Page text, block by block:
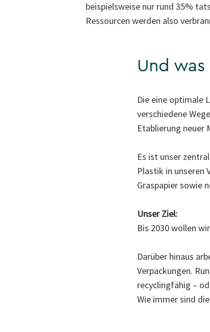
beispielsweise nur rund 35%
Ressourcen werden also
Und
Die eine optimale
verschiedene
Etablierung
Es ist unser
Plastik in unseren
Graspapier sowie
Unser Ziel:
Bis 2030 wollen
Darüber hinaus
Verpackungen.
recyclingfähig –
Wie immer sind